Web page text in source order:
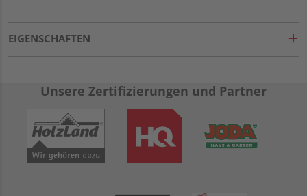
EIGENSCHAFTEN
Unsere Zertifizierungen und Partner